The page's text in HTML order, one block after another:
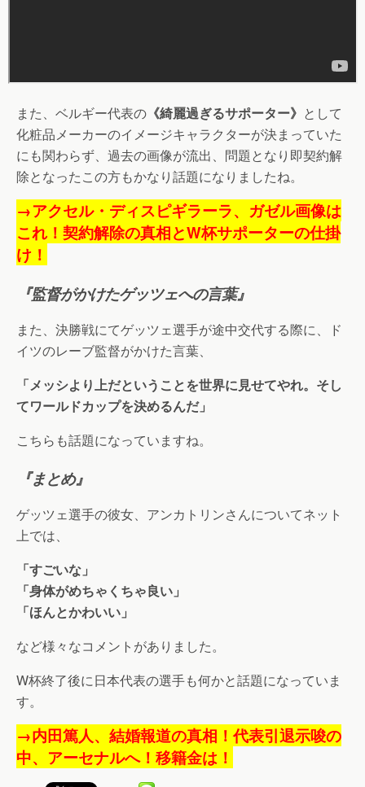
また、ベルギー代表の 《綺麗過ぎるサポーター》 として
化粧品メーカーのイメージキャラクターが決まっていた
にも関わらず、過去の画像が流出、問題となり即契約解
除となったこの方もかなり話題になりましたね。
→アクセル・ディスピギラーラ、ガゼル画像は
これ！契約解除の真相とW杯サポーターの仕掛
け！
『監督がかけたゲッツェへの言葉』
また、決勝戦にてゲッツェ選手が途中交代する際に、ド
イツのレーブ監督がかけた言葉、
「メッシより上だということを世界に見せてやれ。そし
てワールドカップを決めるんだ」
こちらも話題になっていますね。
『まとめ』
ゲッツェ選手の彼女、アンカトリンさんについてネット
上では、
「すごいな」
「身体がめちゃくちゃ良い」
「ほんとかわいい」
など様々なコメントがありました。
W杯終了後に日本代表の選手も何かと話題になっていま
す。
→内田篤人、結婚報道の真相！代表引退示唆の
中、アーセナルへ！移籍金は！